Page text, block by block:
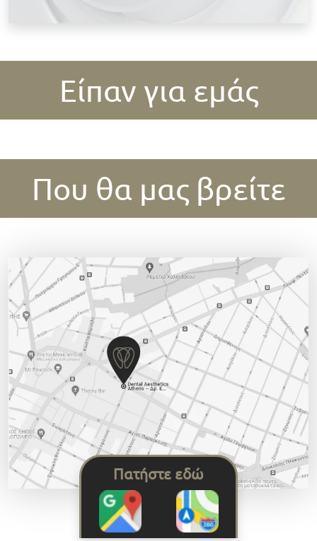
Είπαν για εμάς
Που θα μας βρείτε
Πατήστε εδώ